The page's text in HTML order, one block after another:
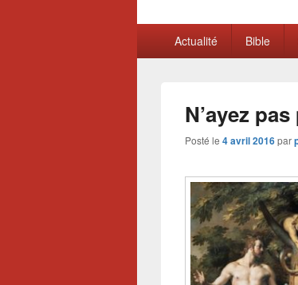
principalActualité Bible
N’ayez
Posté le 4 avril 2016par